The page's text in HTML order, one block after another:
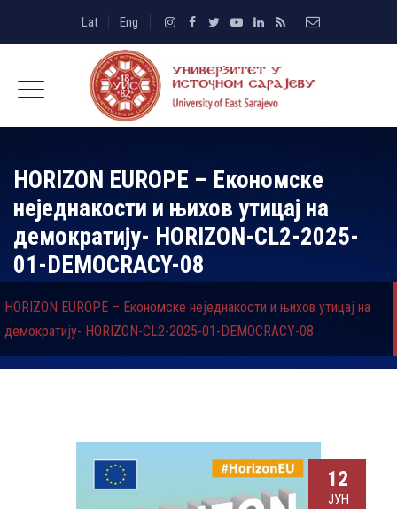
Lat Eng
HORIZON ЕUROPE – Економске
неједнакости и њихов утицај на
демократију- HORIZON-CL2-2025-
01-DEMOCRACY-08
HORIZON ЕUROPE – Економске неједнакости и њихов утицај на
демократију- HORIZON-CL2-2025-01-DEMOCRACY-08
12
ЈУН